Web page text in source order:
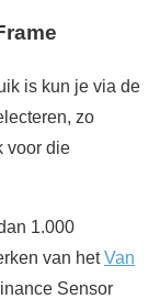
is kun je via de
zo
voor die
1.000
van hetVan
Sensor